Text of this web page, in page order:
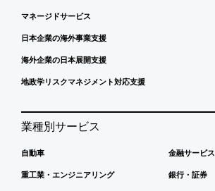
マネージドサービス
日本企業の海外事業支援
海外企業の日本展開支援
地政学リスクマネジメント対応支援
業種別サービス
自動車
重工業・エンジニアリング
金融サービス
銀行・証券